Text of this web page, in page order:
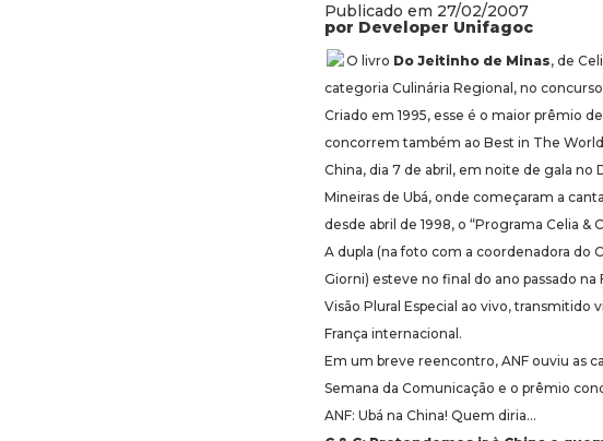
Publicado em 27/02/2007
por Developer Unifagoc
O livro Do Jeitinho de Minas, de
categoria Culinária Regional, no concurso
Criado em 1995, esse é o maior prêmio
concorrem também ao Best in The
China, dia 7 de abril, em noite de gala no
Mineiras de Ubá, onde começaram a
desde abril de 1998, o “Programa Celia &
A dupla (na foto com a coordenadora do
Giorni) esteve no final do ano passado na
Visão Plural Especial ao vivo, transmitido
França internacional.
Em um breve reencontro, ANF ouviu as
Semana da Comunicação e o prêmio
ANF: Ubá na China! Quem diria…